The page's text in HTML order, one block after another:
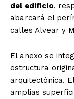
del edificio,
abarcará el
calles Alvear y
El anexo se
estructura
arquitectónica.
amplias